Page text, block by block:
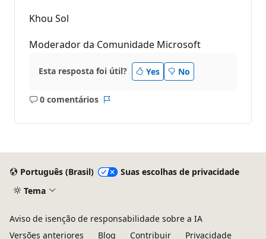
Khou Sol
Moderador da Comunidade Microsoft
Esta resposta foi útil? Yes No
0 comentários
Sem
Português (Brasil)
Suas escolhas de privacidade
Tema
Aviso de isenção de responsabilidade sobre a IA
Versões anteriores
Blog Contribuir Privacidade